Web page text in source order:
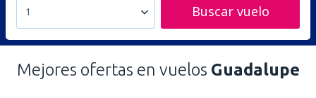
1 Buscar vuelo
Mejores ofertas en vuelos Guadalupe